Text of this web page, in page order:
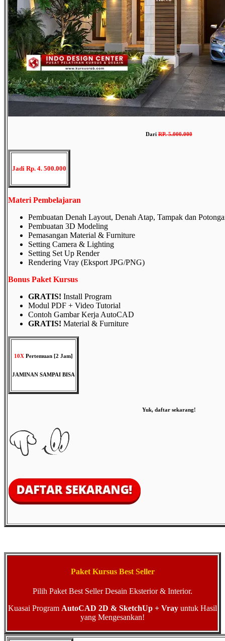
DariRP.5.000.000
Jadi Rp. 4. 500.000
Materi Pembelajaran
Pembuatan Denah Layout, Denah Atap, Tampak dan
Pembuatan 3D Modeling
Pemasangan Material & Furniture
Setting Camera & Lighting
Setting Set Up Render
Rendering Vray (Eksport JPG/PNG)
Bonus Paket Kursus
GRATIS! Install Program
Modul PDF + Video Tutorial
Contoh Gambar Kerja AutoCAD
GRATIS! Material & Furniture
10X Pertemuan [2 Jam]
JAMINAN SAMPAI BISA
Yuk, daftar sekarang!
Paket Kursus Best Seller
Pilih Paket Best Seller Desain Eksterior & Interior.
Kuasai Program AutoCAD 2D & SketchUp + Vray untuk Hasil
yang Mengesankan!